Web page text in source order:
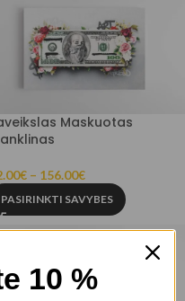
Maskuotas
€ – 156.00€
PASIRINKTI SAVYBES
10 %